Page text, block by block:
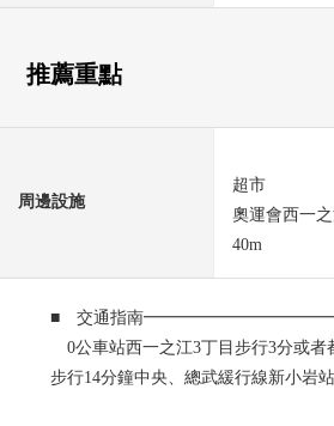
推薦重點
周邊設施
超市
奧運會西一
40m
■ 交通指南
0公車站西一之江3丁目步行3分或者
步行14分鐘中央、總武緩行線新小岩